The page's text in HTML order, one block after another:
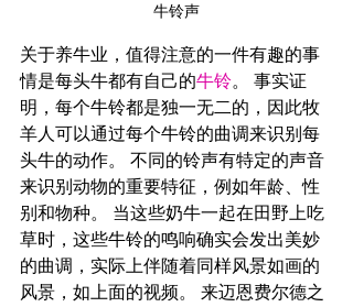
牛铃声
关于养牛业，值得注意的一件有趣的事
情是每头牛都有自己的牛铃。 事实证
明，每个牛铃都是独一无二的，因此牧
羊人可以通过每个牛铃的曲调来识别每
头牛的动作。 不同的铃声有特定的声音
来识别动物的重要特征，例如年龄、性
别和物种。 当这些奶牛一起在田野上吃
草时，这些牛铃的鸣响确实会发出美妙
的曲调，实际上伴随着同样风景如画的
风景，如上面的视频。 来迈恩费尔德之